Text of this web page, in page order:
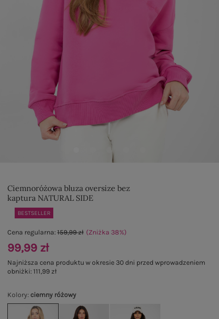
Ciemnoróżowa bluza oversize bez
kaptura NATURAL SIDE
BESTSELLER
Kolory: ciemny różowy
Cena regularna:159,99 zł (Zniżka 38%)
99,99 zł
Najniższa cena produktu w okresie 30 dni przed wprowadzeniem
obniżki:111,99 zł